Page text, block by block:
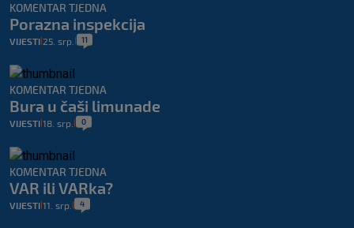
KOMENTAR TJEDNA
Porazna inspekcija
VIJESTI 25. srp. 11
KOMENTAR TJEDNA
Bura u čaši limunade
VIJESTI 18. srp. 0
KOMENTAR TJEDNA
VAR ili VARka?
VIJESTI 11. srp. 4